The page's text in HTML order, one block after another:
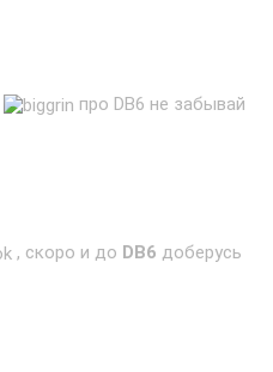
про DB6 не забывай
, скоро и до DB6 доберусь